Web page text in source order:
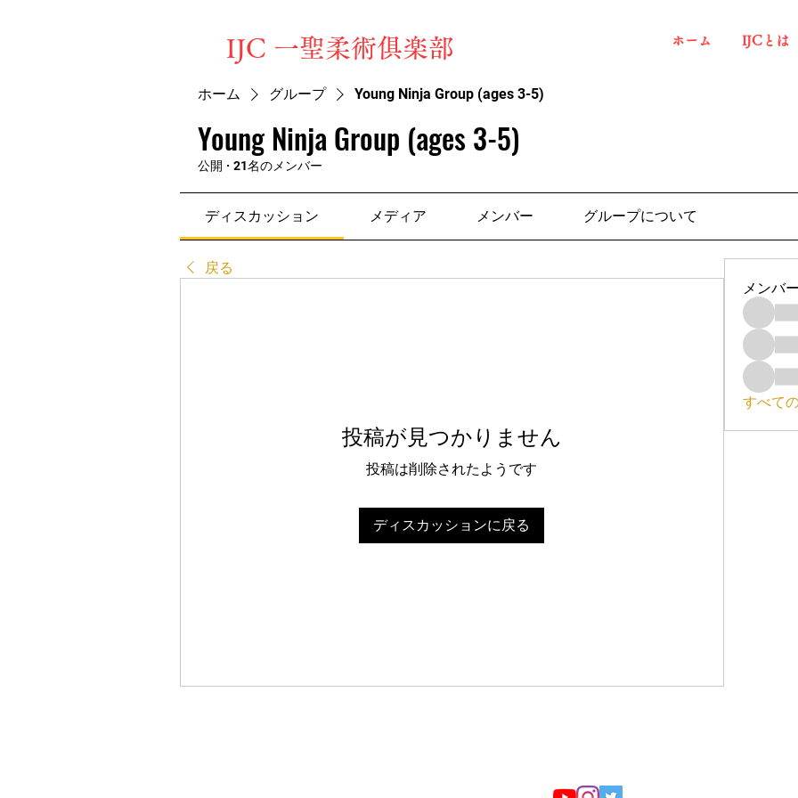
​IJC 一聖柔術俱楽部 ホーム IJCとは
ホーム グループ Young Ninja Group (ages 3-5)
Young Ninja Group (ages 3-5)
公開 · 21名のメンバー
ディスカッション メディア メンバー グループについて
戻る
投稿が見つかりません
投稿は削除されたようです
ディスカッションに戻る
メンバー
すべて